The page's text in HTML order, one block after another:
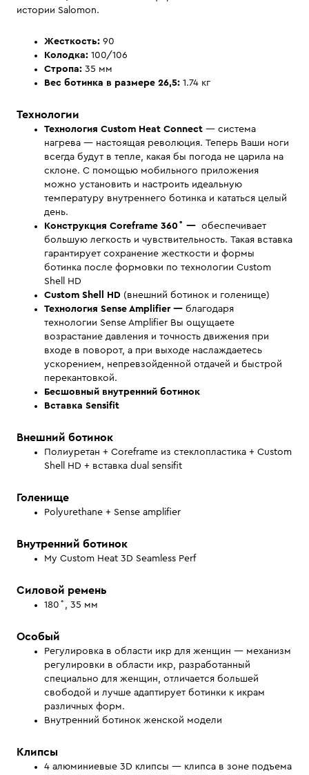
истории Salomon.
Жесткость: 90
Колодка: 100/106
Стропа: 35 мм
Вес ботинка в размере 26,5: 1.74 кг
Технологии
Технология Custom Heat Connect — система
нагрева — настоящая революция. Теперь Ваши ноги
всегда будут в тепле, какая бы погода не царила на
склоне. С помощью мобильного приложения
можно установить и настроить идеальную
температуру внутреннего ботинка и кататься целый
день.
Конструкция Сoreframe 360˚ — обеспечивает
большую легкость и чувствительность. Такая вставка
гарантирует сохранение жесткости и формы
ботинка после формовки по технологии Custom
Shell HD
Custom Shell HD (внешний ботинок и голенище)
Технология Sense Amplifier — благодаря
технологии Sense Amplifier Вы ощущаете
возрастание давления и точность движения при
входе в поворот, а при выходе наслаждаетесь
ускорением, непревзойденной отдачей и быстрой
перекантовкой.
Бесшовный внутренний ботинок
Вставка Sensifit
Внешний ботинок
Полиуретан + Сoreframe из стеклопластика + Custom
Shell HD + вставка dual sensifit
Голенище
Polyurethane + Sense amplifier
Внутренний ботинок
My Custom Heat 3D Seamless Perf
Силовой ремень
180˚, 35 мм
Особый
Регулировка в области икр для женщин — механизм
регулировки в области икр, разработанный
специально для женщин, отличается большей
свободой и лучше адаптирует ботинки к икрам
различных форм.
Внутренний ботинок женской модели
Клипсы
4 алюминиевые 3D клипсы — клипса в зоне подъема